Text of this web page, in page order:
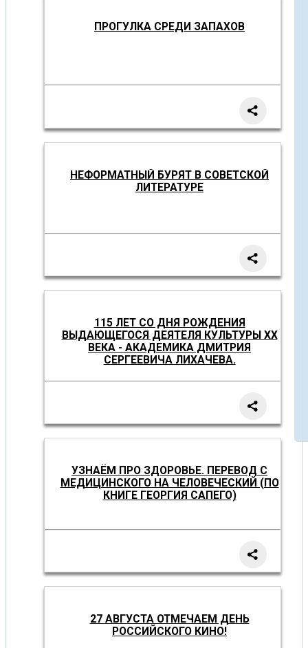
ПРОГУЛКА СРЕДИ ЗАПАХОВ
НЕФОРМАТНЫЙ БУРЯТ В СОВЕТСКОЙ
ЛИТЕРАТУРЕ
115 ЛЕТ СО ДНЯ РОЖДЕНИЯ
ВЫДАЮЩЕГОСЯ ДЕЯТЕЛЯ КУЛЬТУРЫ XX
ВЕКА - АКАДЕМИКА ДМИТРИЯ
СЕРГЕЕВИЧА ЛИХАЧЕВА.
УЗНАЁМ ПРО ЗДОРОВЬЕ. ПЕРЕВОД С
МЕДИЦИНСКОГО НА ЧЕЛОВЕЧЕСКИЙ (ПО
КНИГЕ ГЕОРГИЯ САПЕГО)
27 АВГУСТА ОТМЕЧАЕМ ДЕНЬ
РОССИЙСКОГО КИНО!